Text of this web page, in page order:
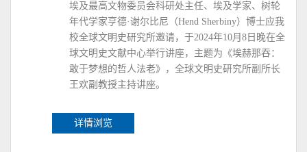
埃及最高文物委员会科研处主任、埃及学家、树轮
年代学家亨德·谢尔比尼（Hend Sherbiny）博士应我
校全球文明史研究所邀请，于2024年10月8日晚在全
球文明史文献中心举行讲座，主题为《埃赫那吞：
敢于梦想的哲人法老》，全球文明史研究所副所长
王欢副教授主持讲座。
详情浏览